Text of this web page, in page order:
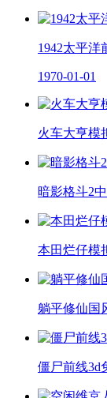
1942太平洋
1970-01-01
火车大亨模
暗影格斗2
本田烂仔模
躺平修仙国
僵尸前线3d